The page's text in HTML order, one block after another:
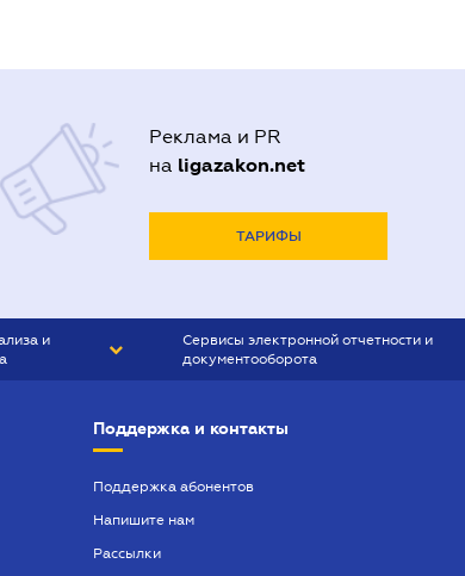
Реклама и PR
на ligazakon.net
ТАРИФЫ
и
Сервисы электронной отчетности и
документооборота
Поддержка и контакты
Поддержка абонентов
Напишите нам
Рассылки